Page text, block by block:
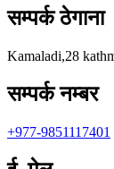
सम्पर्क ठेगाना
Kamaladi,28
सम्पर्क नम्बर
+977-9851117401